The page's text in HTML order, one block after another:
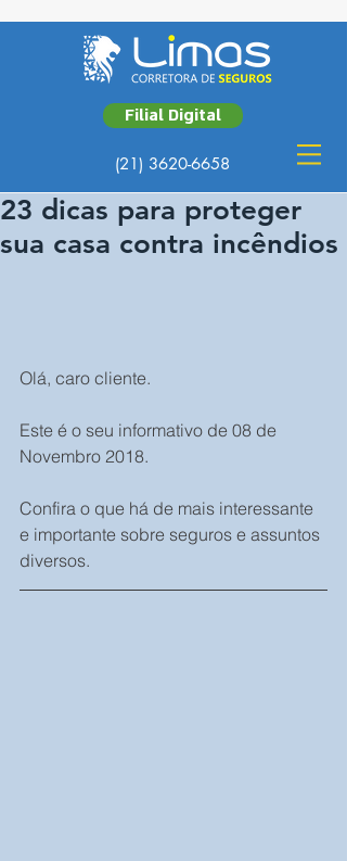
Filial Digital
(21) 3620-6658
23 dicas para proteger
sua casa contra incêndios
Olá, caro cliente.
Este é o seu informativo de 08 de
Novembro 2018.
Confira o que há de mais interessante
e importante sobre seguros e assuntos
diversos.